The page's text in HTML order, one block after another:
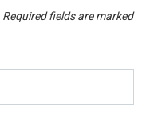
Required fields are marked